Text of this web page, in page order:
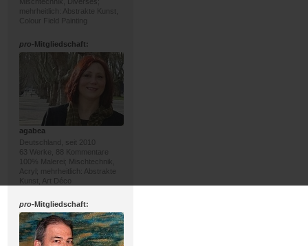
mehrheitlich: Abstrakte Kunst,
Colour Field Painting
pro-Mitgliedschaft:
agabea
Deutschland, seit 2010
63 Werke, 88 Kommentare
100% Malerei; Mischtechnik,
Acryl; mehrheitlich: Abstrakte
Kunst, Art Déco
pro-Mitgliedschaft: